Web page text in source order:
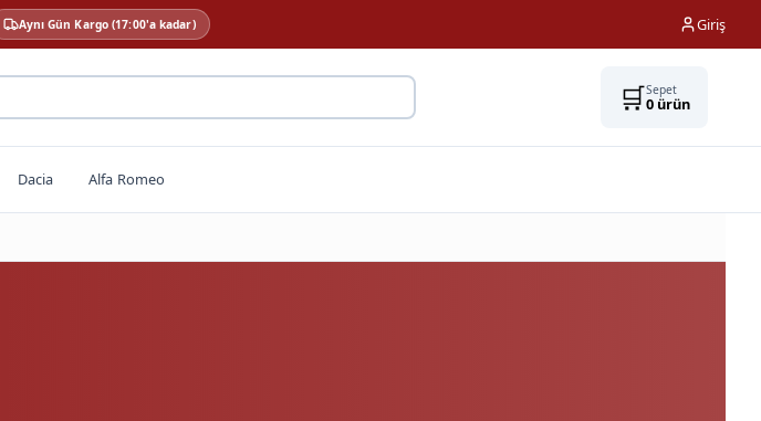
Aynı Gün Kargo (17:00'a kadar) Giriş
🛒Sepet
0ürün
Dacia Alfa Romeo